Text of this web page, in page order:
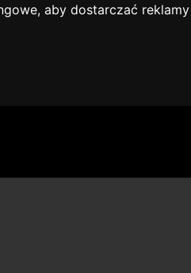
,aby dostarczać